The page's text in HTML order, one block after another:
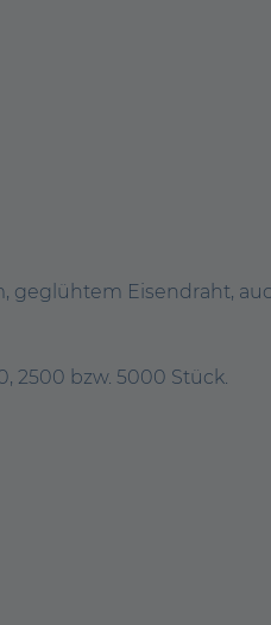
geglühtem Eisendraht,
2500 bzw. 5000 Stück.